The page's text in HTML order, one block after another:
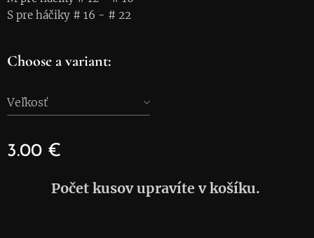
S pre háčiky # 16 - # 22
Choose a variant:
Veľkosť
3.00 €
Počet kusov upravíte v košíku.